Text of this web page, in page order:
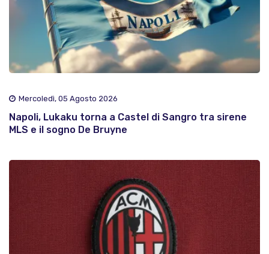
Mercoledì, 05 Agosto 2026
Napoli, Lukaku torna a Castel di Sangro tra sirene
MLS e il sogno De Bruyne